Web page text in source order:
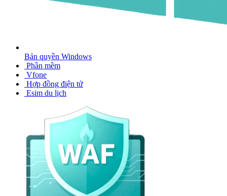
Bản quyền Windows
Phần mềm
Vfone
Hợp đồng điện tử
Esim du lịch